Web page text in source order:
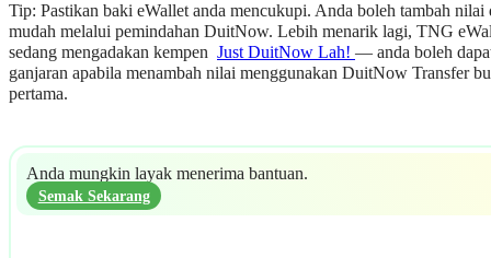
Tip: Pastikan baki eWallet anda mencukupi. Anda boleh tambah nilai
mudah melalui pemindahan DuitNow. Lebih menarik lagi, TNG
sedang mengadakan kempen Just DuitNow Lah! — anda boleh
ganjaran apabila menambah nilai menggunakan DuitNow Transfer
pertama.
Anda mungkin layak menerima bantuan.
Semak Sekarang